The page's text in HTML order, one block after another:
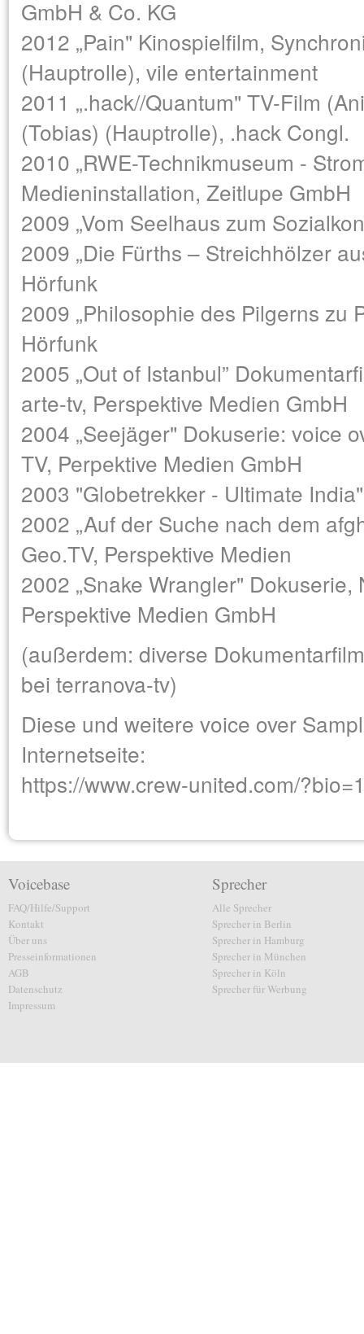
GmbH & Co. KG
2012 „Pain" Kinospielfilm,
(Hauptrolle), vile entertainment
2011 „.hack//Quantum" TV-Film
(Tobias) (Hauptrolle), .hack Congl.
2010 „RWE-Technikmuseum -
Medieninstallation, Zeitlupe GmbH
2009 „Vom Seelhaus zum
2009 „Die Fürths – Streichhölzer
Hörfunk
2009 „Philosophie des Pilgerns zu
Hörfunk
2005 „Out of Istanbul”
arte-tv, Perspektive Medien GmbH
2004 „Seejäger" Dokuserie: voice
TV, Perpektive Medien GmbH
2003 "Globetrekker - Ultimate
2002 „Auf der Suche nach dem
Geo.TV, Perspektive Medien
2002 „Snake Wrangler"
Perspektive Medien GmbH
(außerdem: diverse
bei terranova-tv)
Diese und weitere voice over
Internetseite:
https://www.crew-united.com/
Voicebase
FAQ/Hilfe/Support
Kontakt
Über uns
Presseinformationen
AGB
Datenschutz
Impressum
Sprecher
Alle Sprecher
Sprecher in Berlin
Sprecher in Hamburg
Sprecher in München
Sprecher in Köln
Sprecher für Werbung